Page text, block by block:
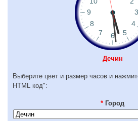
Дечин
Выберите цвет и размер часов и
HTML код":
* Город